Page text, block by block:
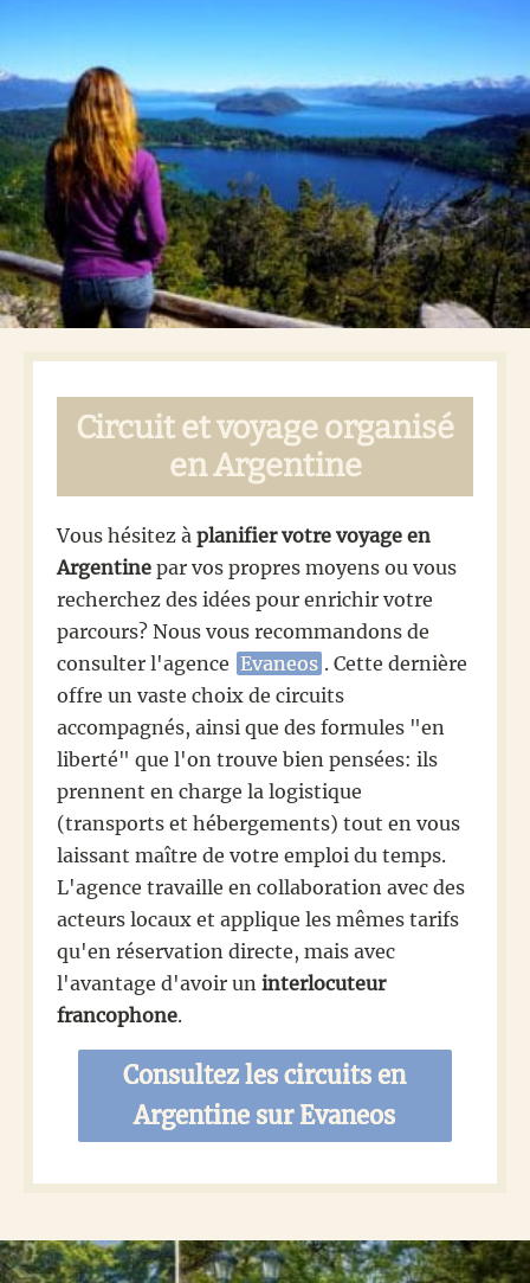
Circuit et voyage organisé
en Argentine
Vous hésitez à planifier votre voyage en
Argentine par vos propres moyens ou vous
recherchez des idées pour enrichir votre
parcours? Nous vous recommandons de
consulter l'agence Evaneos . Cette dernière
offre un vaste choix de circuits
accompagnés, ainsi que des formules "en
liberté" que l'on trouve bien pensées: ils
prennent en charge la logistique
(transports et hébergements) tout en vous
laissant maître de votre emploi du temps.
L'agence travaille en collaboration avec des
acteurs locaux et applique les mêmes tarifs
qu'en réservation directe, mais avec
l'avantage d'avoir un interlocuteur
francophone.
Consultez les circuits en
Argentine sur Evaneos